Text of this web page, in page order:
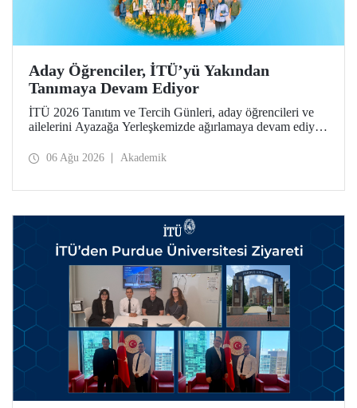
Aday Öğrenciler, İTÜ’yü Yakından
Tanımaya Devam Ediyor
İTÜ 2026 Tanıtım ve Tercih Günleri, aday öğrencileri ve
ailelerini Ayazağa Yerleşkemizde ağırlamaya devam ediyor.
ilgili fakülte ve birimler adaylara bilgi vermeye devam
06 Ağu 2026 Akademik